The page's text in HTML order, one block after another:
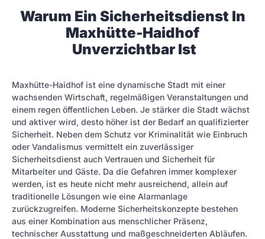
Warum Ein Sicherheitsdienst In
Maxhütte-Haidhof
Unverzichtbar Ist
Maxhütte-Haidhof ist eine dynamische Stadt mit einer
wachsenden Wirtschaft, regelmäßigen Veranstaltungen und
einem regen öffentlichen Leben. Je stärker die Stadt wächst
und aktiver wird, desto höher ist der Bedarf an qualifizierter
Sicherheit. Neben dem Schutz vor Kriminalität wie Einbruch
oder Vandalismus vermittelt ein zuverlässiger
Sicherheitsdienst auch Vertrauen und Sicherheit für
Mitarbeiter und Gäste. Da die Gefahren immer komplexer
werden, ist es heute nicht mehr ausreichend, allein auf
traditionelle Lösungen wie eine Alarmanlage
zurückzugreifen. Moderne Sicherheitskonzepte bestehen
aus einer Kombination aus menschlicher Präsenz,
technischer Ausstattung und maßgeschneiderten Abläufen.